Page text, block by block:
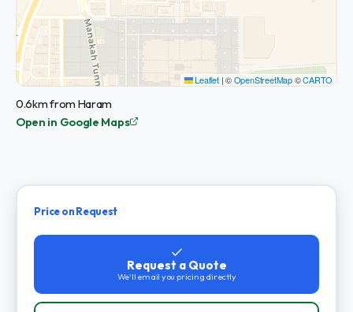
Leaflet |©OpenStreetMap©CARTO
0.6km from Haram
Open in Google Maps
Price on Request
Request a Quote
We'll email you pricing directly